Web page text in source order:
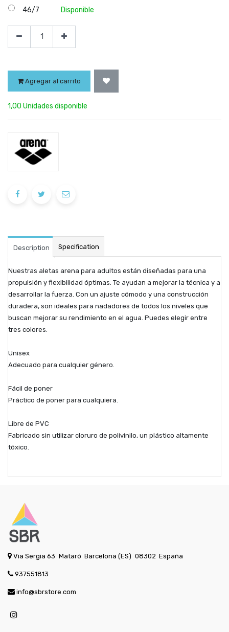
46/7
Disponible
Agregar al carrito
1,00 Unidades disponible
Description Specification
Nuestras aletas arena para adultos están diseñadas para una
propulsión y flexibilidad óptimas. Te ayudan a mejorar la técnica y a
desarrollar la fuerza. Con un ajuste cómodo y una construcción
duradera, son ideales para nadadores de todos los niveles que
buscan mejorar su rendimiento en el agua. Puedes elegir entre
tres colores.
Unisex
Adecuado para cualquier género.
Fácil de poner
Práctico de poner para cualquiera.
Libre de PVC
Fabricado sin utilizar cloruro de polivinilo, un plástico altamente
tóxico.
Via Sergia 63 Mataró Barcelona (ES) 08302 España
937551813
info@sbrstore.com